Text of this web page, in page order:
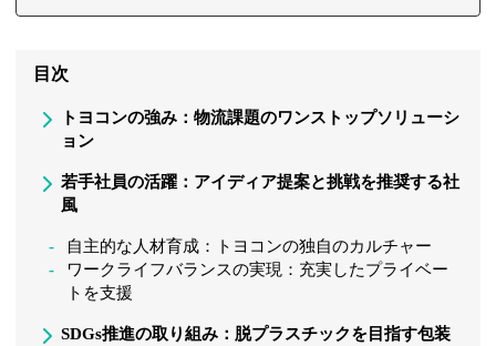
目次
トヨコンの強み：物流課題のワンストップソリューシ
ョン
若手社員の活躍：アイディア提案と挑戦を推奨する社
風
自主的な人材育成：トヨコンの独自のカルチャー
ワークライフバランスの実現：充実したプライベー
トを支援
SDGs推進の取り組み：脱プラスチックを目指す包装